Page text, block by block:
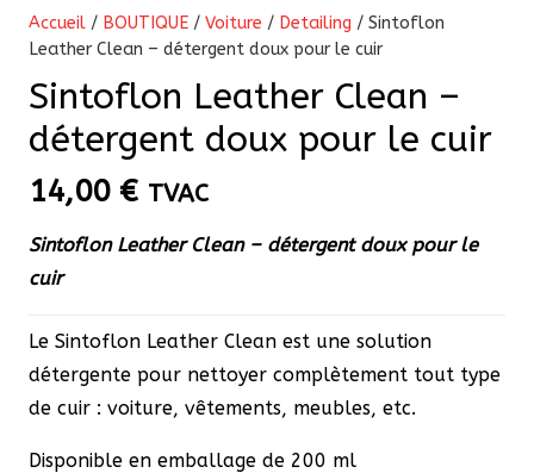
Accueil / BOUTIQUE / Voiture / Detailing / Sintoflon
Leather Clean – détergent doux pour le cuir
Sintoflon Leather Clean –
détergent doux pour le cuir
14,00 € TVAC
Sintoflon Leather Clean – détergent doux pour le
cuir
Le Sintoflon Leather Clean est une solution
détergente pour nettoyer complètement tout type
de cuir : voiture, vêtements, meubles, etc.
Disponible en emballage de 200 ml